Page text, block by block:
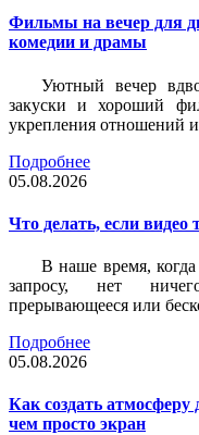
Фильмы на вечер для
комедии и драмы
Уютный вечер
закуски и хороший
укрепления отношений
Подробнее
05.08.2026
Что делать, если видео
В наше время, когда
запросу, нет
прерывающееся или
Подробнее
05.08.2026
Как создать
чем просто экран